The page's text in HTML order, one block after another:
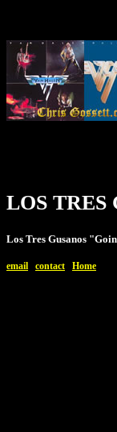
LOS TRES
Los Tres Gusanos
email contact Home